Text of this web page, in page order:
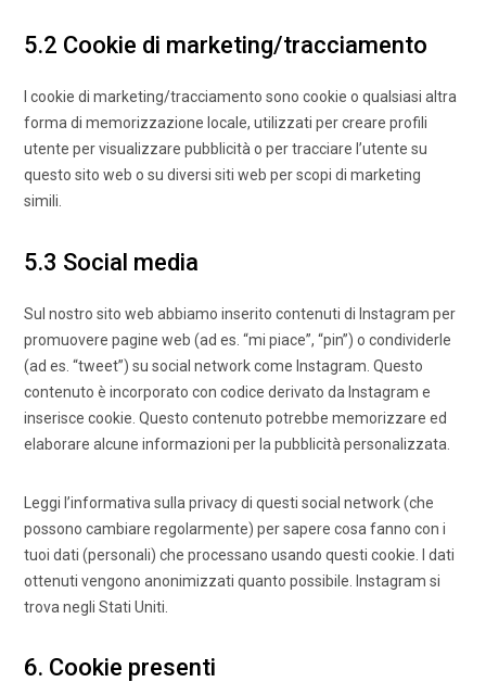
5.2 Cookie di marketing/tracciamento
I cookie di marketing/tracciamento sono cookie o qualsiasi altra
forma di memorizzazione locale, utilizzati per creare profili
utente per visualizzare pubblicità o per tracciare l’utente su
questo sito web o su diversi siti web per scopi di marketing
simili.
5.3 Social media
Sul nostro sito web abbiamo inserito contenuti di Instagram per
promuovere pagine web (ad es. “mi piace”, “pin”) o condividerle
(ad es. “tweet”) su social network come Instagram. Questo
contenuto è incorporato con codice derivato da Instagram e
inserisce cookie. Questo contenuto potrebbe memorizzare ed
elaborare alcune informazioni per la pubblicità personalizzata.
Leggi l’informativa sulla privacy di questi social network (che
possono cambiare regolarmente) per sapere cosa fanno con i
tuoi dati (personali) che processano usando questi cookie. I dati
ottenuti vengono anonimizzati quanto possibile. Instagram si
trova negli Stati Uniti.
6. Cookie presenti